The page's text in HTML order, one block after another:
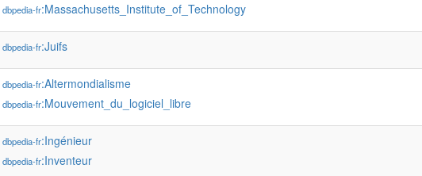
dbpedia-fr:Massachusetts_Institute_of_Technology
dbpedia-fr:Juifs
dbpedia-fr:Altermondialisme
dbpedia-fr:Mouvement_du_logiciel_libre
dbpedia-fr:Ingénieur
dbpedia-fr:Inventeur